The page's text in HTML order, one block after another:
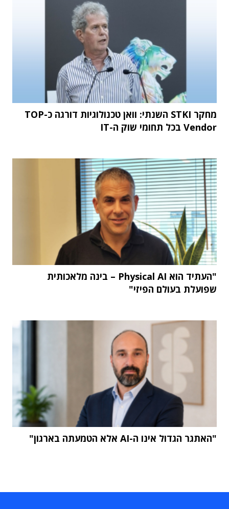
מחקר STKI השנתי: וואן טכנולוגיות דורגה כ-TOP
Vendor בכל תחומי שוק ה-IT
"העתיד הוא Physical AI – בינה מלאכותית
שפועלת בעולם הפיזי"
"האתגר הגדול אינו ה-AI אלא הטמעתה בארגון"